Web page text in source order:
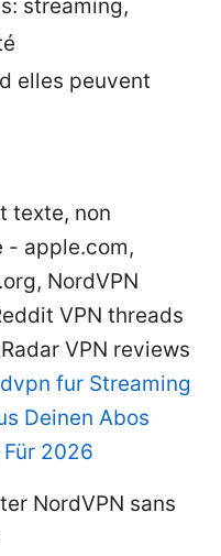
streaming,
elles peuvent
texte, non
- apple.com,
NordVPN
VPN threads
VPN reviews
fur Streaming
Deinen Abos
2026
NordVPN sans